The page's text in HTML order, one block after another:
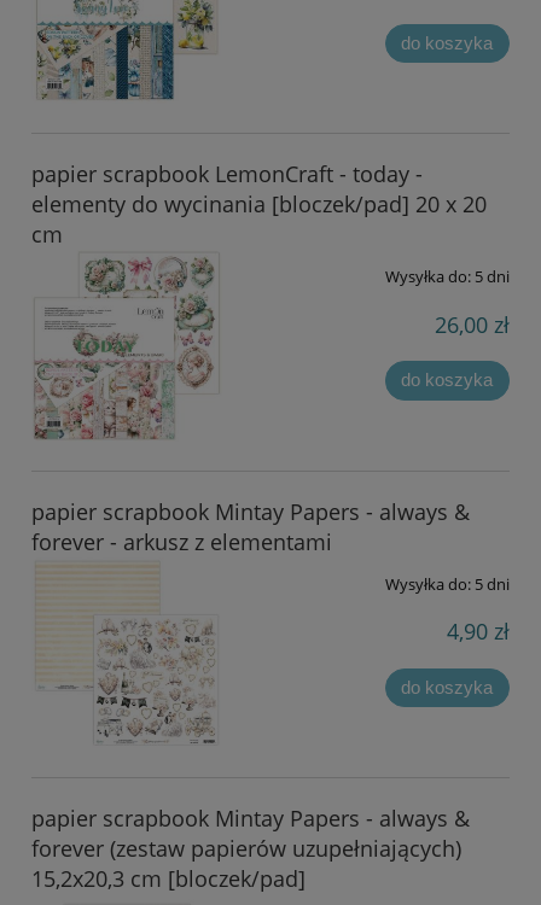
do koszyka
papier scrapbook LemonCraft - today -
elementy do wycinania [bloczek/pad] 20 x 20
cm
Wysyłka do: 5 dni
26,00 zł
do koszyka
papier scrapbook Mintay Papers - always &
forever - arkusz z elementami
Wysyłka do: 5 dni
4,90 zł
do koszyka
papier scrapbook Mintay Papers - always &
forever (zestaw papierów uzupełniających)
15,2x20,3 cm [bloczek/pad]